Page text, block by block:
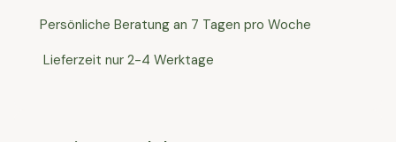
Persönliche Beratung an 7 Tagen pro Woche
Lieferzeit nur 2-4 Werktage